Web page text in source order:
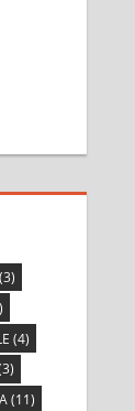
(3)
(4)
(11)